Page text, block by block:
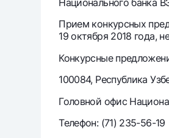
Найти
Полезные ссылки
Часто задаваемые вопросы
Следите за нами в соцсетях
Прием конкурсных
19 октября 2018 года,
Конкурсные
100084, Республика
Головной офис
Телефон: (71) 235-56-19